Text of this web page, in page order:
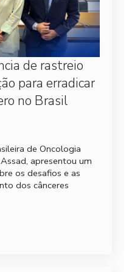
de rastreio
para erradicar
no Brasil
de Oncologia
apresentou um
os desafios e as
dos cânceres